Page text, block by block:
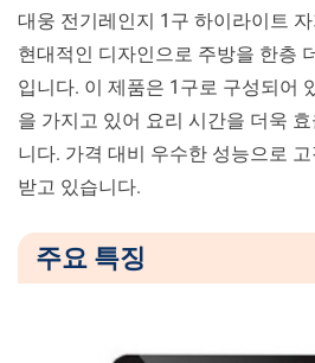
레
지
1
구
하
이
이
트
자
대웅 전기레인지 1구 하이라이트
현대적인 디자인으로 주방을 한층
입니다. 이 제품은 1구로 구성되어
을 가지고 있어 요리 시간을 더욱
니다. 가격 대비 우수한 성능으로
받고 있습니다.
주요 특징